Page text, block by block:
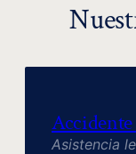
Asistencia